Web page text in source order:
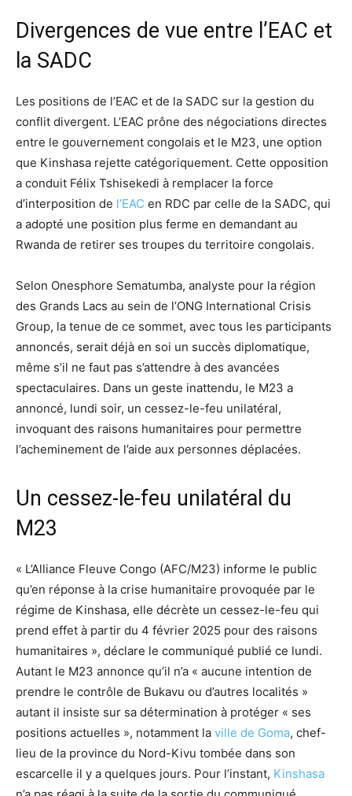
Divergences de vue entre l’EAC et
la SADC
Les positions de l’EAC et de la SADC sur la gestion du
conflit divergent. L’EAC prône des négociations directes
entre le gouvernement congolais et le M23, une option
que Kinshasa rejette catégoriquement. Cette opposition
a conduit Félix Tshisekedi à remplacer la force
d’interposition de l’EAC en RDC par celle de la SADC, qui
a adopté une position plus ferme en demandant au
Rwanda de retirer ses troupes du territoire congolais.
Selon Onesphore Sematumba, analyste pour la région
des Grands Lacs au sein de l’ONG International Crisis
Group, la tenue de ce sommet, avec tous les participants
annoncés, serait déjà en soi un succès diplomatique,
même s’il ne faut pas s’attendre à des avancées
spectaculaires. Dans un geste inattendu, le M23 a
annoncé, lundi soir, un cessez-le-feu unilatéral,
invoquant des raisons humanitaires pour permettre
l’acheminement de l’aide aux personnes déplacées.
Un cessez-le-feu unilatéral du
M23
« L’Alliance Fleuve Congo (AFC/M23) informe le public
qu’en réponse à la crise humanitaire provoquée par le
régime de Kinshasa, elle décrète un cessez-le-feu qui
prend effet à partir du 4 février 2025 pour des raisons
humanitaires », déclare le communiqué publié ce lundi.
Autant le M23 annonce qu’il n’a « aucune intention de
prendre le contrôle de Bukavu ou d’autres localités »
autant il insiste sur sa détermination à protéger « ses
positions actuelles », notamment la ville de Goma, chef-
lieu de la province du Nord-Kivu tombée dans son
escarcelle il y a quelques jours. Pour l’instant, Kinshasa